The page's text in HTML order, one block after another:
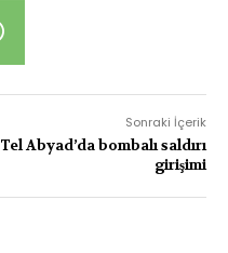
Sonraki İçerik
Tel Abyad’da bombalı saldırı
girişimi